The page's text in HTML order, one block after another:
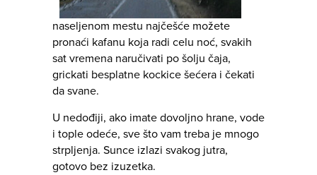
naseljenom mestu najčešće možete
pronaći kafanu koja radi celu noć, svakih
sat vremena naručivati po šolju čaja,
grickati besplatne kockice šećera i čekati
da svane.
U nedođiji, ako imate dovoljno hrane, vode
i tople odeće, sve što vam treba je mnogo
strpljenja. Sunce izlazi svakog jutra,
gotovo bez izuzetka.